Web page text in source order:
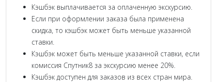
Кэшбэк выплачивается за оплаченную экскурсию.
Если при оформлении заказа была применена
скидка, то кэшбэк может быть меньше указанной
ставки.
Кэшбэк может быть меньше указанной ставки, если
комиссия Спутник8 за экскурсию менее 20%.
Кэшбэк доступен для заказов из всех стран мира.